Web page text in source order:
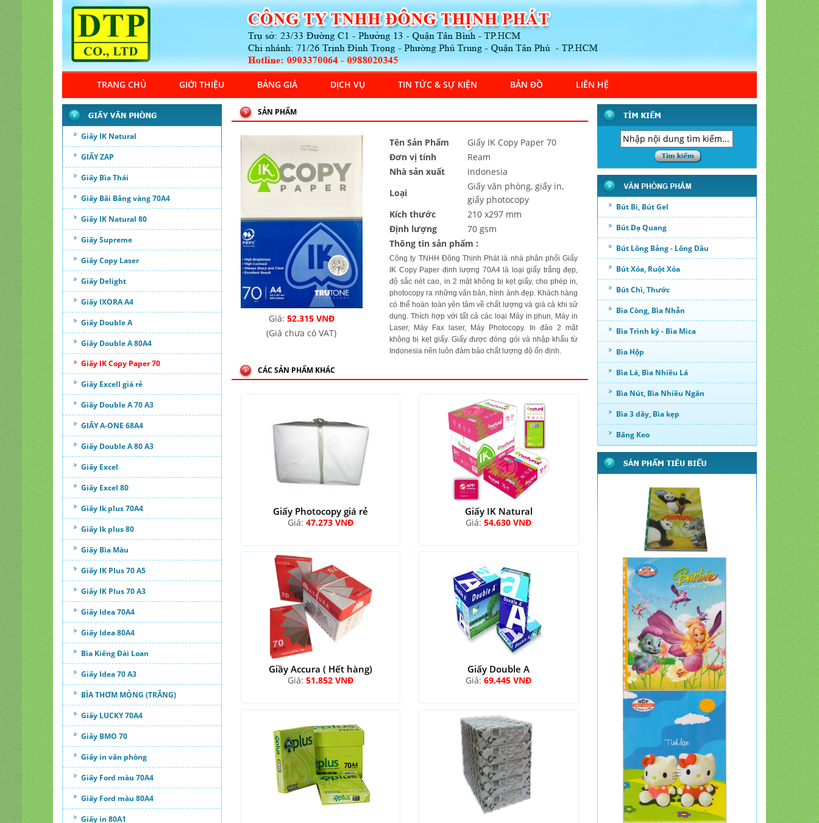
TRANG CHỦ GIỚI THIỆU BẢNG GIÁ DỊCH VỤ TIN TỨC & SỰ KIỆN BẢN ĐỒ LIÊN HỆ
Giấy IK Natural
GIẤY ZAP
Giấy Bìa Thái
Giấy Bãi Bằng vàng 70A4
Giấy IK Natural 80
Giấy Supreme
Giấy Copy Laser
Giấy Delight
Giấy IXORA A4
Giấy Double A
Giấy Double A 80A4
Giấy IK Copy Paper 70
Giấy Excell giá rẻ
Giấy Double A 70 A3
GIẤY A-ONE 68A4
Giấy Double A 80 A3
Giấy Excel
Giấy Excel 80
Giấy Ik plus 70A4
Giấy Ik plus 80
Giấy Bìa Màu
Giấy IK Plus 70 A5
Giấy IK Plus 70 A3
Giấy Idea 70A4
Giấy Idea 80A4
Bìa Kiếng Đài Loan
Giấy Idea 70 A3
BÌA THƠM MỎNG (TRẮNG)
Giấy LUCKY 70A4
Giấy BMO 70
Giấy in văn phòng
Giấy Ford màu 70A4
Giấy Ford màu 80A4
Giấy in 80A1
SẢN PHẨM
Giá: 52.315 VNĐ
(Giá chưa có VAT)
Tên Sản Phẩm
Giấy IK Copy Paper 70
Đơn vị tính
Ream
Nhà sản xuất
Indonesia
Loại
Giấy văn phòng, giấy in,
giấy photocopy
Kích thước
210 x297 mm
Định lượng
70 gsm
Thông tin sản phẩm :
Công ty TNHH Đông Thịnh Phát là nhà phân phối Giấy
IK Copy Paper định lượng 70A4 là loại giấy trắng đẹp,
độ sắc nét cao, in 2 mặt không bị kẹt giấy, cho phép in,
photocopy ra những văn bản, hình ảnh đẹp. Khách hàng
có thể hoàn toàn yên tâm về chất lượng và giá cả khi sử
dụng. Thích hợp với tất cả các loại Máy in phun, Máy in
Laser, Máy Fax laser, Máy Photocopy. In đảo 2 mặt
không bị kẹt giấy. Giấy được đóng gói và nhập khẩu từ
Indonesia nên luôn đảm bảo chất lượng độ ổn định.
CÁC SẢN PHẨM KHÁC
Giấy Photocopy giá rẻ
Giá: 47.273 VNĐ
Giấy IK Natural
Giá:54.630 VNĐ
Giầy Accura ( Hết hàng)
Giá: 51.852 VNĐ
Giấy Double A
Giá:69.445 VNĐ
Bút Bi, Bút Gel
Bút Dạ Quang
Bút Lông Bảng - Lông Dầu
Bút Xóa, Ruột Xóa
Bút Chì, Thước
Bìa Còng, Bìa Nhẫn
Bìa Trình ký - Bìa Mica
Bìa Hộp
Bìa Lá, Bìa Nhiều Lá
Bìa Nút, Bìa Nhiều Ngăn
Bìa 3 dây, Bìa kẹp
Băng Keo